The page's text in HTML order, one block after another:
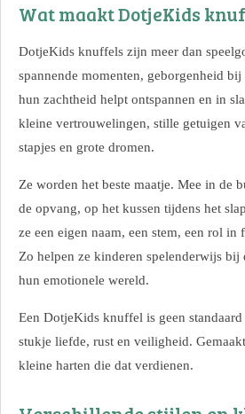
Wat maakt DotjeKids
DotjeKids knuffels zijn meer dan
spannende momenten, geborgenheid
hun zachtheid helpt ontspannen en in
kleine vertrouwelingen, stille getuigen
stapjes en grote dromen.
Ze worden het beste maatje. Mee in de
de opvang, op het kussen tijdens het
ze een eigen naam, een stem, een rol in
Zo helpen ze kinderen spelenderwijs
hun emotionele wereld.
Een DotjeKids knuffel is geen standaard
stukje liefde, rust en veiligheid.
kleine harten die dat verdienen.